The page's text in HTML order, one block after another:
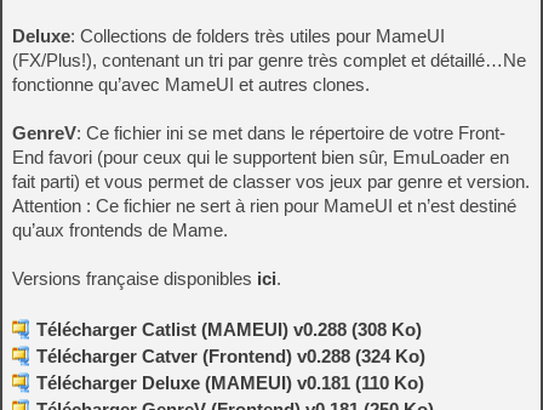
Deluxe: Collections de folders très utiles pour MameUI
(FX/Plus!), contenant un tri par genre très complet et détaillé…Ne
fonctionne qu’avec MameUI et autres clones.
GenreV: Ce fichier ini se met dans le répertoire de votre Front-
End favori (pour ceux qui le supportent bien sûr, EmuLoader en
fait parti) et vous permet de classer vos jeux par genre et version.
Attention : Ce fichier ne sert à rien pour MameUI et n’est destiné
qu’aux frontends de Mame.
Versions française disponibles ici.
Télécharger Catlist (MAMEUI) v0.288 (308 Ko)
Télécharger Catver (Frontend) v0.288 (324 Ko)
Télécharger Deluxe (MAMEUI) v0.181 (110 Ko)